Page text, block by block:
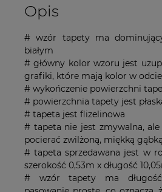
Opis
# wzór tapety ma
białym
# główny kolor wzoru jest
grafiki, które mają kolor w
# wykończenie powierzchni
# powierzchnia tapety jest
# tapeta jest flizelinowa
# tapeta nie jest zmywalna,
pocierać zwilżoną, miękką
# tapeta sprzedawana jest w
szerokość 0,53m x długość
# wzór tapety ma